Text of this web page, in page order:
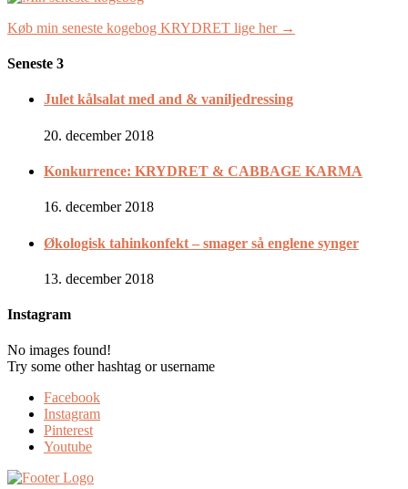
Køb min seneste kogebog KRYDRET lige her →
Seneste 3
Julet kålsalat med and & vaniljedressing
20. december 2018
Konkurrence: KRYDRET & CABBAGE KARMA
16. december 2018
Økologisk tahinkonfekt – smager så englene synger
13. december 2018
Instagram
No images found!
Try some other hashtag or username
Facebook
Instagram
Pinterest
Youtube